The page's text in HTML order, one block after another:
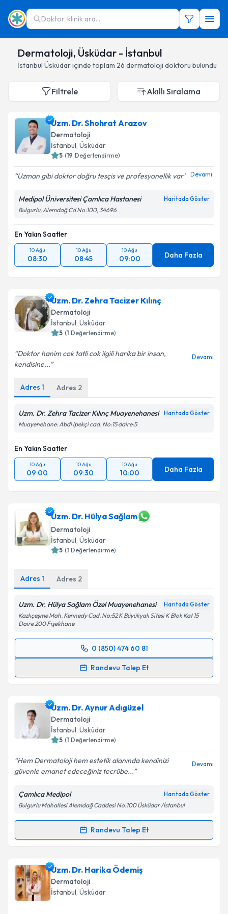
Doktor, klinik ara...
Dermatoloji, Üsküdar - İstanbul
İstanbul Üsküdariçinde toplam 26 dermatoloji doktoru bulundu
Filtrele Akıllı Sıralama
Uzm. Dr. Shohrat Arazov
Dermatoloji
İstanbul, Üsküdar
5 (19 Değerlendirme)
Uzman gibi doktor doğru tesçis ve profesyonellik var Devamı
Medipol Üniversitesi Çamlıca Hastanesi Haritada Göster
Bulgurlu, Alemdağ Cd No:100, 34696
En Yakın Saatler
10 Ağu
08:30
10 Ağu
08:45
10 Ağu
09:00 Daha Fazla
Uzm. Dr. Zehra Tacizer Kılınç
Dermatoloji
İstanbul, Üsküdar
5 (1 Değerlendirme)
Doktor hanim cok tatli cok ilgili harika bir insan,
kendisine...
Devamı
Adres 1 Adres 2
Uzm. Dr. Zehra Tacizer Kılınç Muayenehanesi Haritada Göster
Muayenehane: Abdi ipekçi cad. No:15 daire:5
En Yakın Saatler
10 Ağu
09:00
10 Ağu
09:30
10 Ağu
10:00 Daha Fazla
Uzm. Dr. Hülya Sağlam
Dermatoloji
İstanbul, Üsküdar
5 (1 Değerlendirme)
Adres 1 Adres 2
Uzm. Dr. Hülya Sağlam Özel Muayenehanesi Haritada Göster
Kazlıçeşme Mah. Kennedy Cad. No:52 K Büyükyalı Sitesi K Blok Kat 15
Daire 200 Fişekhane
0 (850) 474 60 81
Randevu Talep Et
Randevu Takvimi Talebi
takvim hazırlandığında e-posta ile bilgilendireceğiz.
E-posta Adresiniz
Kişisel verilerimin işlenmesine ilişkin
kapsamda işlenmesini kabul ediyorum.
Takvim Talebini Gönder
Uzm. Dr. Aynur Adıgüzel
Dermatoloji
İstanbul, Üsküdar
5 (1 Değerlendirme)
Hem Dermatoloji hem estetik alanında kendinizi
güvenle emanet edeceğiniz tecrübe...
Devamı
Çamlıca Medipol Haritada Göster
Bulgurlu Mahallesi Alemdağ Caddesi No:100 Üsküdar /İstanbul
Randevu Talep Et
Randevu Takvimi Talebi
Uzm. Dr. Aynur Adıgüzeliçin randevu takvimi talebi
oluşturun. Size bu uzmandan randevu almanız için bir
takvim hazırlandığında e-posta ile bilgilendireceğiz.
Uzm. Dr. Harika Ödemiş
Dermatoloji
İstanbul, Üsküdar